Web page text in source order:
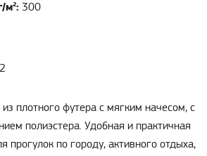
м²: 300
плотного футера с мягким начесом, с
полиэстера. Удобная и практичная
прогулок по городу, активного отдыха,